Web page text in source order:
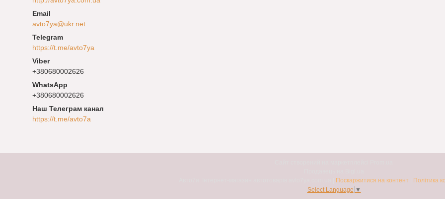
avto7ya@ukr.net
https://t.me/avto7ya
+380680002626
+380680002626
Наш Телеграм канал
https://t.me/avto7a
Поскаржитися на контент
Політика
Select Language ▼